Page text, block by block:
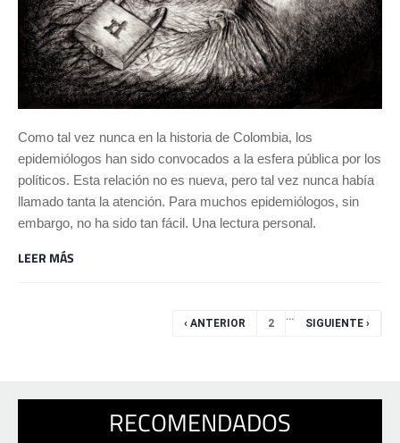
Como tal vez nunca en la historia de Colombia, los
epidemiólogos han sido convocados a la esfera pública por los
políticos. Esta relación no es nueva, pero tal vez nunca había
llamado tanta la atención. Para muchos epidemiólogos, sin
embargo, no ha sido tan fácil. Una lectura personal.
LEER MÁS
‹ ANTERIOR 2
…
SIGUIENTE ›
RECOMENDADOS